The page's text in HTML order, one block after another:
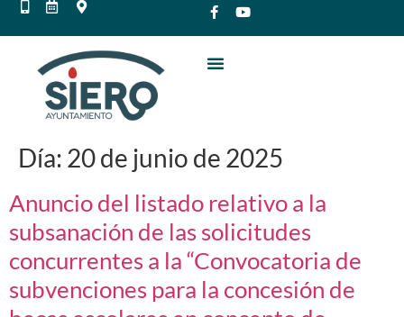
Día: 20 de junio de 2025
Anuncio del listado relativo a la
subsanación de las solicitudes
concurrentes a la “Convocatoria de
subvenciones para la concesión de